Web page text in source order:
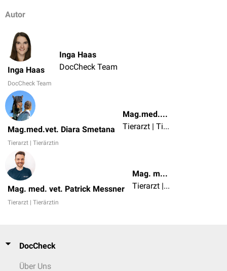
Autor
Inga Haas
DocCheck Team
Inga Haas
DocCheck Team
Mag.med.vet. Diara Smetana
Tierarzt | Tierärztin
Mag.med.vet. Diara Smetana
Tierarzt | Tierärztin
Mag. med. vet. Patrick Messner
Tierarzt | Tierärztin
Mag. med. vet. Patrick Messner
Tierarzt | Tierärztin
DocCheck
Über Uns